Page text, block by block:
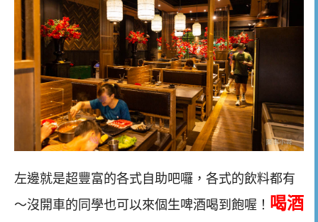
左邊就是超豐富的各式自助吧囉，各式的飲料都有
～沒開車的同學也可以來個生啤酒喝到飽喔！ 喝酒